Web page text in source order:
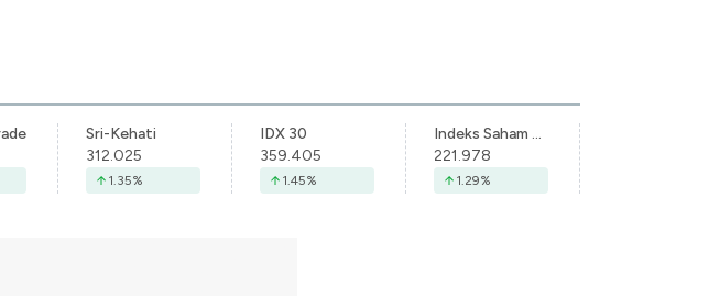
Sri-Kehati
312.025
1.35%
IDX 30
359.405
1.45%
Indeks Saham Syariah Indonesia
221.978
1.29%